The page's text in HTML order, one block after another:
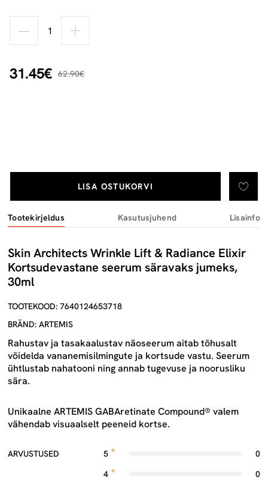
31.45€ 62.90€
LISA OSTUKORVI
Tootekirjeldus Kasutusjuhend Lisainfo
Skin Architects Wrinkle Lift & Radiance Elixir
Kortsudevastane seerum säravaks jumeks,
30ml
TOOTEKOOD: 7640124653718
BRÄND: ARTEMIS
Rahustav ja tasakaalustav näoseerum aitab tõhusalt
võidelda vananemisilmingute ja kortsude vastu. Seerum
ühtlustab nahatooni ning annab tugevuse ja noorusliku
sära.
Unikaalne ARTEMIS GABAretinate Compound® valem
vähendab visuaalselt peeneid kortse.
ARVUSTUSED 5
0
4
0